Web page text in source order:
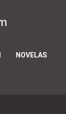
NOVELAS